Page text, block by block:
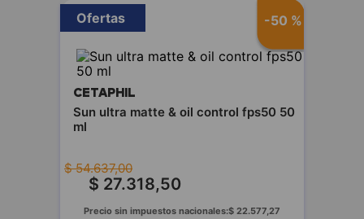
-50 %
Ofertas
CETAPHIL
Sun ultra matte & oil control fps50 50
ml
$ 54.637,00
$ 27.318,50
Precio sin impuestos nacionales:$ 22.577 27